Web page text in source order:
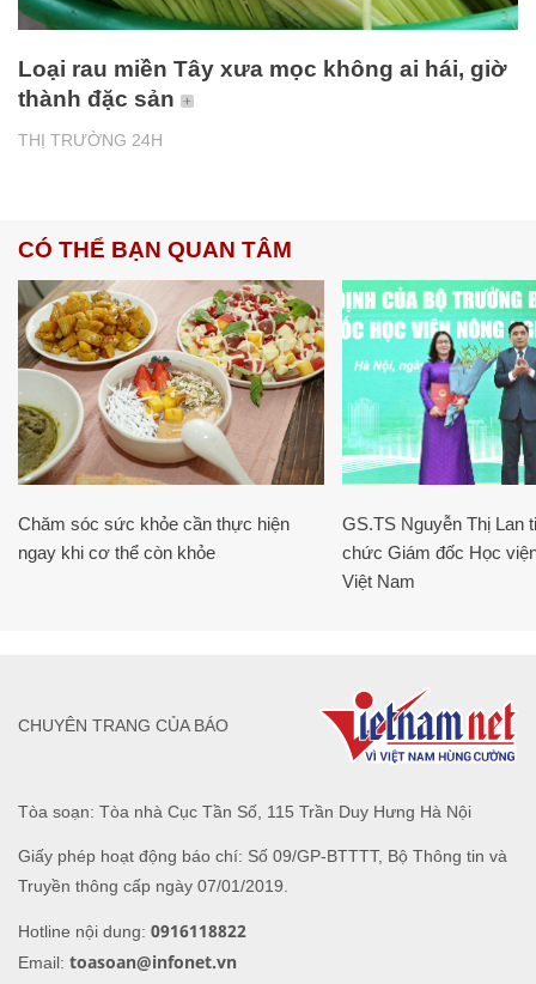
THỊ TRƯỜNG 24H
Loại rau miền Tây xưa mọc không ai hái, giờ
thành đặc sản
CÓ THỂ BẠN QUAN TÂM
Chăm sóc sức khỏe cần thực hiện
ngay khi cơ thể còn khỏe
GS.TS Nguyễn Thị Lan
chức Giám đốc Học
Việt Nam
Tòa soạn: Tòa nhà Cục Tần Số, 115 Trần Duy Hưng Hà Nội
Giấy phép hoạt động báo chí: Số 09/GP-BTTTT, Bộ Thông tin và
Truyền thông cấp ngày 07/01/2019.
Hotline nội dung: 0916118822
Email: toasoan@infonet.vn
CHUYÊN TRANG CỦA BÁO